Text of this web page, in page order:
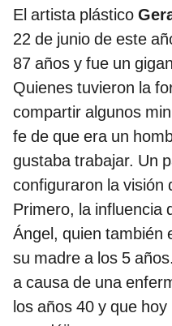
El artista plástico
22 de junio de este
87 años y fue un
Quienes tuvieron la
compartir algunos
fe de que era un
gustaba trabajar. Un
configuraron la visión
Primero, la influencia
Ángel, quien también
su madre a los 5
a causa de una
los años 40 y que